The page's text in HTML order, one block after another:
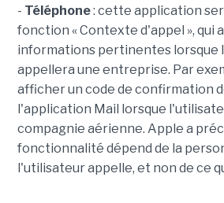
- Téléphone: cette application
fonction « Contexte d'appel », qui
informations pertinentes lorsque
appellera une entreprise. Par
afficher un code de confirmation
l'application Mail lorsque
compagnie aérienne. Apple a
fonctionnalité dépend de la
l'utilisateur appelle, et non de ce